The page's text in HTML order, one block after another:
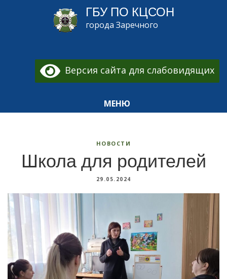
ГБУ ПО КЦСОН
города Заречного
Версия сайта для слабовидящих
МЕНЮ
НОВОСТИ
Школа для родителей
29.05.2024